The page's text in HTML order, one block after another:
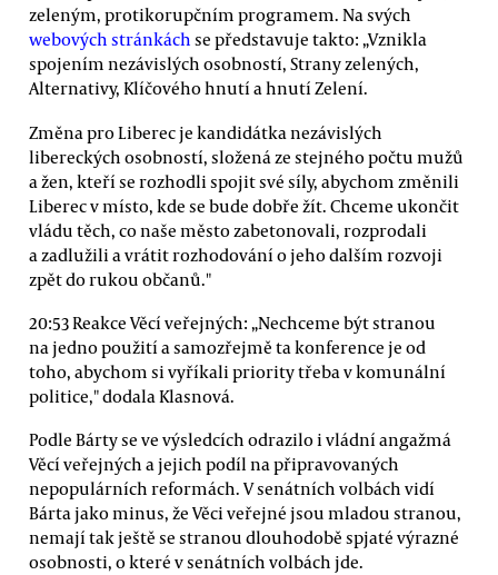
zeleným, protikorupčním programem. Na svých
webových stránkách se představuje takto: „Vznikla
spojením nezávislých osobností, Strany zelených,
Alternativy, Klíčového hnutí a hnutí Zelení.
Změna pro Liberec je kandidátka nezávislých
libereckých osobností, složená ze stejného počtu mužů
a žen, kteří se rozhodli spojit své síly, abychom změnili
Liberec v místo, kde se bude dobře žít. Chceme ukončit
vládu těch, co naše město zabetonovali, rozprodali
a zadlužili a vrátit rozhodování o jeho dalším rozvoji
zpět do rukou občanů."
20:53 Reakce Věcí veřejných: „Nechceme být stranou
na jedno použití a samozřejmě ta konference je od
toho, abychom si vyříkali priority třeba v komunální
politice," dodala Klasnová.
Podle Bárty se ve výsledcích odrazilo i vládní angažmá
Věcí veřejných a jejich podíl na připravovaných
nepopulárních reformách. V senátních volbách vidí
Bárta jako minus, že Věci veřejné jsou mladou stranou,
nemají tak ještě se stranou dlouhodobě spjaté výrazné
osobnosti, o které v senátních volbách jde.